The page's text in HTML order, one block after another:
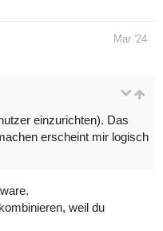
Mar '24
einzurichten). Das
erscheint mir logisch
weil du